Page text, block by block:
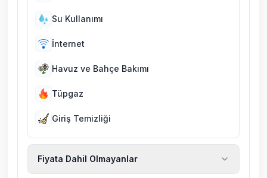
Su Kullanımı
İnternet
Havuz ve Bahçe Bakımı
Tüpgaz
Giriş Temizliği
Fiyata Dahil Olmayanlar